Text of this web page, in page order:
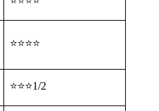
⭐⭐⭐⭐
⭐⭐⭐1/2